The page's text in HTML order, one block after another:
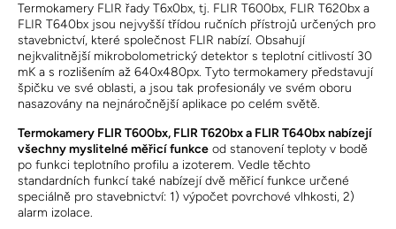
Termokamery FLIR řady T6x0bx, tj. FLIR T600bx, FLIR T620bx a
FLIR T640bx jsou nejvyšší třídou ručních přístrojů určených pro
stavebnictví, které společnost FLIR nabízí. Obsahují
nejkvalitnější mikrobolometrický detektor s teplotní citlivostí 30
mK a s rozlišením až 640x480px. Tyto termokamery představují
špičku ve své oblasti, a jsou tak profesionály ve svém oboru
nasazovány na nejnáročnější aplikace po celém světě.
Termokamery FLIR T600bx, FLIR T620bx a FLIR T640bx nabízejí
všechny myslitelné měřicí funkce od stanovení teploty v bodě
po funkci teplotního profilu a izoterem. Vedle těchto
standardních funkcí také nabízejí dvě měřicí funkce určené
speciálně pro stavebnictví: 1) výpočet povrchové vlhkosti, 2)
alarm izolace.